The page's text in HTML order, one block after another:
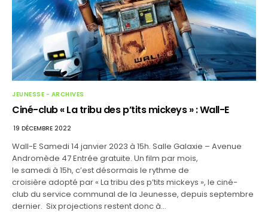
JEUNESSE - ARCHIVES
Ciné-club « La tribu des p’tits mickeys » : Wall-E
19 DÉCEMBRE 2022
Wall-E Samedi 14 janvier 2023 à 15h. Salle Galaxie – Avenue
Andromède 47 Entrée gratuite. Un film par mois,
le samedi à 15h, c’est désormais le rythme de
croisière adopté par « La tribu des p’tits mickeys », le ciné-
club du service communal de la Jeunesse, depuis septembre
dernier. Six projections restent donc à…